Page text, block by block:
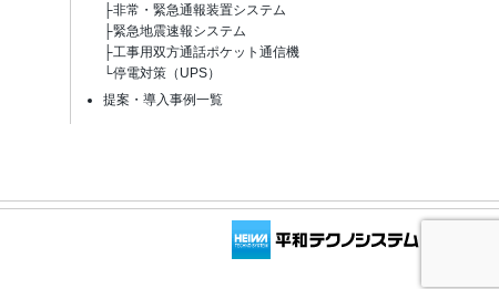
├非常・緊急通報装置システム
├緊急地震速報システム
├工事用双方通話ポケット通信機
└停電対策（UPS）
提案・導入事例一覧